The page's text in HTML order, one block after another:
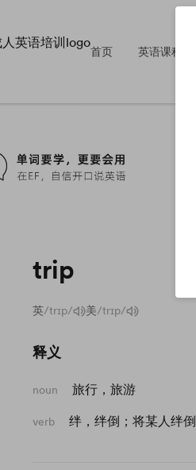
首页 英语课程
trip
英/trɪp/ 美/trɪp/
释义
noun 旅行，旅游
verb 绊，绊倒；将某人绊倒